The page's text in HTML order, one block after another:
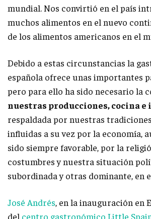
mundial. Nos convirtió en el país
muchos alimentos en el nuevo
de los alimentos americanos en el
Debido a estas circunstancias la
española ofrece unas importantes
pero para ello ha sido necesario la
nuestras producciones, cocina
respaldada por nuestras
influidas a su vez por la economía,
sido siempre favorable, por la
costumbres y nuestra situación
subordinada y otras dominante, en
José Andrés, en la inauguración en
del centro gastronómico Little